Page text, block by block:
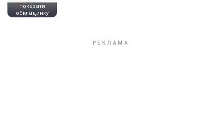
показати
обкладинку